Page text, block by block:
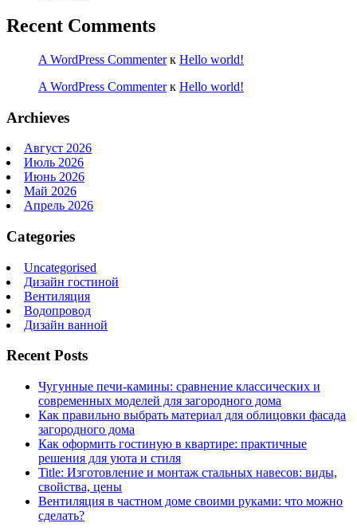
Recent Comments
A WordPress Commenterк Hello world!
A WordPress Commenterк Hello world!
Archieves
Август 2026
Июль 2026
Июнь 2026
Май 2026
Апрель 2026
Categories
Uncategorised
Дизайн гостиной
Вентиляция
Водопровод
Дизайн ванной
Recent Posts
Чугунные печи-камины: сравнение классических и
современных моделей для загородного дома
Как правильно выбрать материал для облицовки фасада
загородного дома
Как оформить гостиную в квартире: практичные
решения для уюта и стиля
Title: Изготовление и монтаж стальных навесов: виды,
свойства, цены
Вентиляция в частном доме своими руками: что можно
сделать?